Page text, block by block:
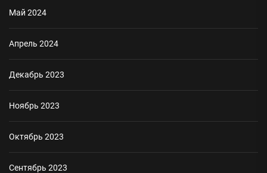
Май 2024
Апрель 2024
Декабрь 2023
Ноябрь 2023
Октябрь 2023
Сентябрь 2023